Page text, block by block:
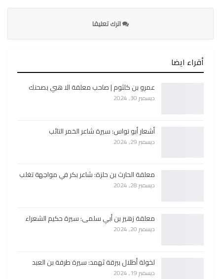
اترك تعليقا
أقراء ايضا
عمرو بن كلثوم | صاحب معلقة الا هبي بصحنك
ديسمبر 30, 2024
أشعار أبو نواس: سيرة شاعر الخمر التائب
ديسمبر 29, 2024
معلقة الحارث بن حلزة: شاعر بكر في مواجهة تغلب
ديسمبر 28, 2024
معلقة زهير بن أبي سلمى: سيرة حكيم الشعراء
ديسمبر 20, 2024
لخولة أطلال ببرقة ثهمد: سيرة طرفة بن العبد
ديسمبر 19, 2024